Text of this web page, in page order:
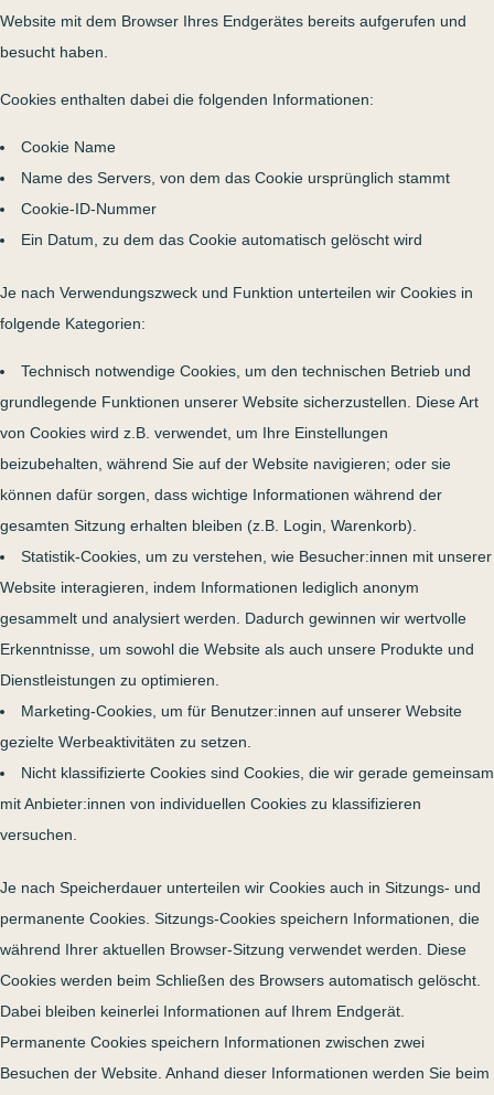
Website mit dem Browser Ihres Endgerätes bereits aufgerufen und
besucht haben.
Cookies enthalten dabei die folgenden Informationen:
Cookie Name
Name des Servers, von dem das Cookie ursprünglich stammt
Cookie-ID-Nummer
Ein Datum, zu dem das Cookie automatisch gelöscht wird
Je nach Verwendungszweck und Funktion unterteilen wir Cookies in
folgende Kategorien:
Technisch notwendige Cookies, um den technischen Betrieb und
grundlegende Funktionen unserer Website sicherzustellen. Diese Art
von Cookies wird z.B. verwendet, um Ihre Einstellungen
beizubehalten, während Sie auf der Website navigieren; oder sie
können dafür sorgen, dass wichtige Informationen während der
gesamten Sitzung erhalten bleiben (z.B. Login, Warenkorb).
Statistik-Cookies, um zu verstehen, wie Besucher:innen mit unserer
Website interagieren, indem Informationen lediglich anonym
gesammelt und analysiert werden. Dadurch gewinnen wir wertvolle
Erkenntnisse, um sowohl die Website als auch unsere Produkte und
Dienstleistungen zu optimieren.
Marketing-Cookies, um für Benutzer:innen auf unserer Website
gezielte Werbeaktivitäten zu setzen.
Nicht klassifizierte Cookies sind Cookies, die wir gerade gemeinsam
mit Anbieter:innen von individuellen Cookies zu klassifizieren
versuchen.
Je nach Speicherdauer unterteilen wir Cookies auch in Sitzungs- und
permanente Cookies. Sitzungs-Cookies speichern Informationen, die
während Ihrer aktuellen Browser-Sitzung verwendet werden. Diese
Cookies werden beim Schließen des Browsers automatisch gelöscht.
Dabei bleiben keinerlei Informationen auf Ihrem Endgerät.
Permanente Cookies speichern Informationen zwischen zwei
Besuchen der Website. Anhand dieser Informationen werden Sie beim